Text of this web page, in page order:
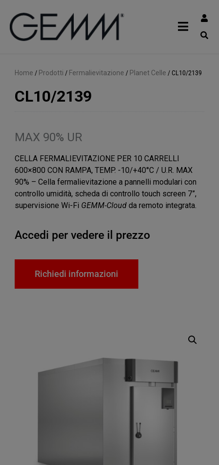
Home / Prodotti / Fermalievitazione / Planet Celle / CL10/2139
CL10/2139
MAX 90% UR
CELLA FERMALIEVITAZIONE PER 10 CARRELLI
600×800 CON RAMPA, TEMP. -10/+40°C / U.R. MAX
90% – Cella fermalievitazione a pannelli modulari con
controllo umidità, scheda di controllo touch screen 7”,
supervisione Wi-Fi GEMM-Cloud da remoto integrata.
Accedi per vedere il prezzo
Richiedi informazioni